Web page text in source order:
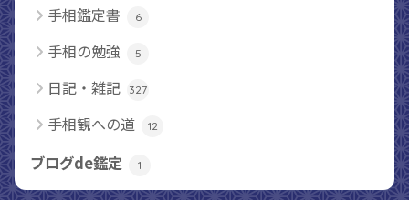
手相鑑定書 6
手相の勉強 5
日記・雑記 327
手相観への道 12
ブログde鑑定 1